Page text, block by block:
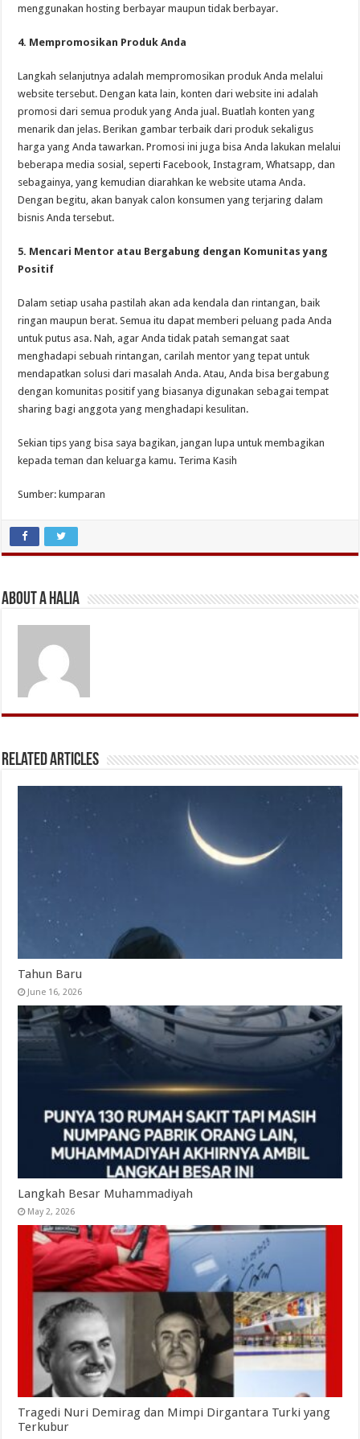
menggunakan hosting berbayar maupun tidak berbayar.
4. Mempromosikan Produk Anda
Langkah selanjutnya adalah mempromosikan produk Anda melalui
website tersebut. Dengan kata lain, konten dari website ini adalah
promosi dari semua produk yang Anda jual. Buatlah konten yang
menarik dan jelas. Berikan gambar terbaik dari produk sekaligus
harga yang Anda tawarkan. Promosi ini juga bisa Anda lakukan melalui
beberapa media sosial, seperti Facebook, Instagram, Whatsapp, dan
sebagainya, yang kemudian diarahkan ke website utama Anda.
Dengan begitu, akan banyak calon konsumen yang terjaring dalam
bisnis Anda tersebut.
5. Mencari Mentor atau Bergabung dengan Komunitas yang
Positif
Dalam setiap usaha pastilah akan ada kendala dan rintangan, baik
ringan maupun berat. Semua itu dapat memberi peluang pada Anda
untuk putus asa. Nah, agar Anda tidak patah semangat saat
menghadapi sebuah rintangan, carilah mentor yang tepat untuk
mendapatkan solusi dari masalah Anda. Atau, Anda bisa bergabung
dengan komunitas positif yang biasanya digunakan sebagai tempat
sharing bagi anggota yang menghadapi kesulitan.
Sekian tips yang bisa saya bagikan, jangan lupa untuk membagikan
kepada teman dan keluarga kamu. Terima Kasih
Sumber: kumparan
About A Halia
Related Articles
Tahun Baru
June 16, 2026
Langkah Besar Muhammadiyah
May 2, 2026
Tragedi Nuri Demirag dan Mimpi Dirgantara Turki yang
Terkubur